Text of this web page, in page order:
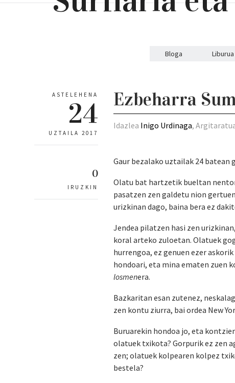
Bloga Liburua
ASTELEHENA
24
UZTAILA 2017
0
IRUZKIN
Ezbeharra
Idazlea Inigo Urdinaga,
Gaur bezalako uztailak 24 batean
Olatu bat hartzetik bueltan
pasatzen zen galdetu nion
urizkinan dago, baina bera ez
Jendea pilatzen hasi zen
koral arteko zuloetan. Olatuek
hurrengoa, ez genuen ezer
hondoari, eta mina ematen zuen
losmenera.
Bazkaritan esan zutenez,
zen kontu ziurra, bai ordea New
Buruarekin hondoa jo, eta
olatuek txikota? Gorpurik ez zen
zen; olatuek kolpearen kolpez
bestela?